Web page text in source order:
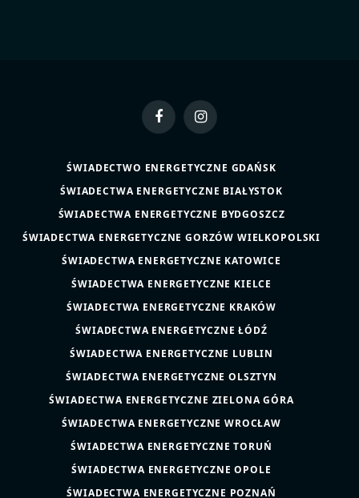
FacebookInstagram
ŚWIADECTWO ENERGETYCZNE GDAŃSK
ŚWIADECTWA ENERGETYCZNE BIAŁYSTOK
ŚWIADECTWA ENERGETYCZNE BYDGOSZCZ
ŚWIADECTWA ENERGETYCZNE GORZÓW WIELKOPOLSKI
ŚWIADECTWA ENERGETYCZNE KATOWICE
ŚWIADECTWA ENERGETYCZNE KIELCE
ŚWIADECTWA ENERGETYCZNE KRAKÓW
ŚWIADECTWA ENERGETYCZNE ŁÓDŹ
ŚWIADECTWA ENERGETYCZNE LUBLIN
ŚWIADECTWA ENERGETYCZNE OLSZTYN
ŚWIADECTWA ENERGETYCZNE ZIELONA GÓRA
ŚWIADECTWA ENERGETYCZNE WROCŁAW
ŚWIADECTWA ENERGETYCZNE TORUŃ
ŚWIADECTWA ENERGETYCZNE OPOLE
ŚWIADECTWA ENERGETYCZNE POZNAŃ